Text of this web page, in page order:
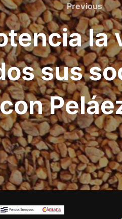
Previous
Previous
la
sus